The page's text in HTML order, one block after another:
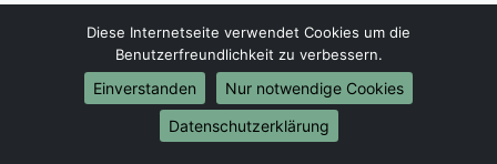
Europa-Umzüge
Diese Internetseite verwendet Cookies um die
Benutzerfreundlichkeit zu verbessern.
Einverstanden
Nur notwendige Cookies
Datenschutzerklärung